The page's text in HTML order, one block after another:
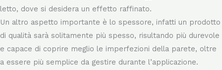
delicate, sono ideali per stanze come soggiorni e camere da
letto, dove si desidera un effetto raffinato.
Un altro aspetto importante è lo spessore, infatti un prodotto
di qualità sarà solitamente più spesso, risultando più durevole
e capace di coprire meglio le imperfezioni della parete, oltre